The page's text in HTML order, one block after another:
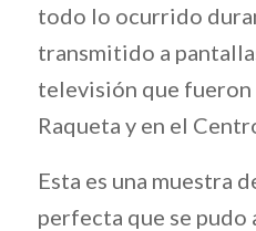
todo lo ocurrido
transmitido a
televisión que fueron
Raqueta y en el
Esta es una muestra
perfecta que se pudo